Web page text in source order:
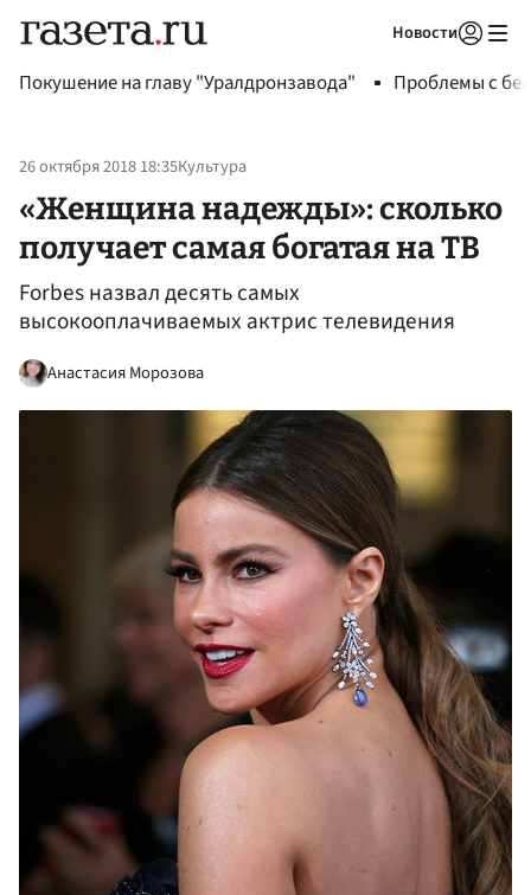
Новости
Покушение на главу "Уралдронзавода" Проблемы с
26 октября 2018 18:35Культура
«Женщина надежды»: сколько
получает самая богатая на ТВ
Forbes назвал десять самых
высокооплачиваемых актрис телевидения
Анастасия Морозова